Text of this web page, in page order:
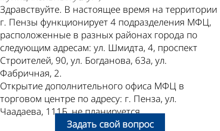
Здравствуйте. В настоящее время на территории
г. Пензы функционирует 4 подразделения МФЦ,
расположенные в разных районах города по
следующим адресам: ул. Шмидта, 4, проспект
Строителей, 90, ул. Богданова, 63а, ул.
Фабричная, 2.
Открытие дополнительного офиса МФЦ в
торговом центре по адресу: г. Пенза, ул.
Чаадаева, 111Б, не планируется.
Задать свой вопрос